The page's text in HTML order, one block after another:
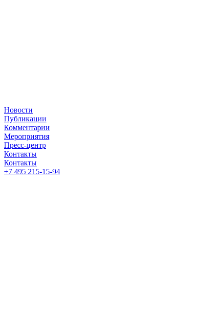
Новости
Публикации
Комментарии
Мероприятия
Пресс-центр
Контакты
Контакты
+7 495 215-15-94